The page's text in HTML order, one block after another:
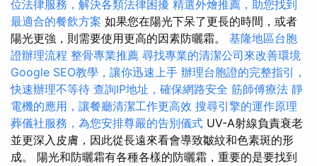
位法律服務，解決各類法律困擾 精選外燴推薦，助您找到
最適合的餐飲方案 如果您在陽光下呆了更長的時間，或者
陽光更強，則需要使用更高的因素防曬霜。 基隆地區台胞
證辦理流程 整骨專業推薦 尋找專業的清潔公司來改善環境
Google SEO教學，讓你迅速上手 辦理台胞證的完整指引，
快速辦理不等待 查詢IP地址，確保網路安全 筋師傅療法 靜
電機的應用，讓餐廳清潔工作更高效 搜尋引擎的運作原理
葬儀社服務，為您安排尊嚴的告別儀式 UV-A射線負責衰老
並更深入皮膚，因此從長遠來看會導致皺紋和色素斑的形
成。 陽光和防曬霜有各種各樣的防曬霜，重要的是要找到